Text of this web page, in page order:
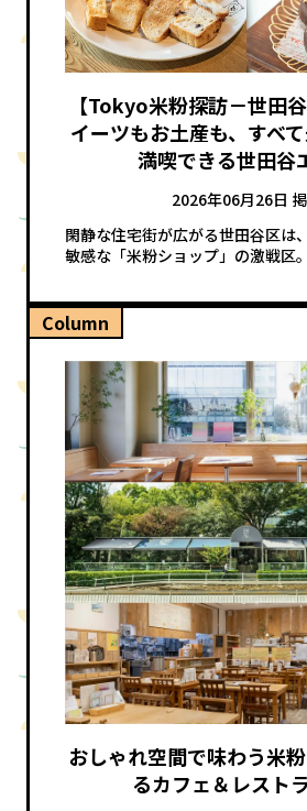
【Tokyo米粉探訪－世田
イーツもお土産も、すべ
満喫できる世田谷
2026年06月26日
閑静な住宅街が広がる世田谷区は
敏感な「米粉ショップ」の激戦区
Column
おしゃれ空間で味わう米
るカフェ＆レスト